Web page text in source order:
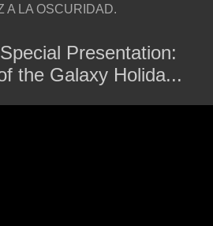
A LA OSCURIDAD.
Presentation:
the Galaxy Holida...